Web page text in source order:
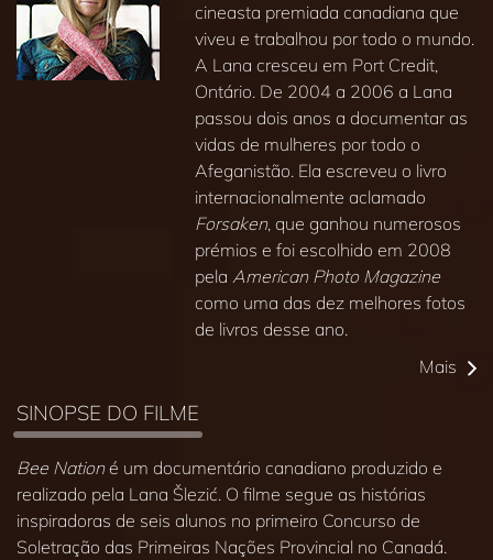
cineasta premiada canadiana que
viveu e trabalhou por todo o mundo.
A Lana cresceu em Port Credit,
Ontário. De 2004 a 2006 a Lana
passou dois anos a documentar as
vidas de mulheres por todo o
Afeganistão. Ela escreveu o livro
internacionalmente aclamado
Forsaken, que ganhou numerosos
prémios e foi escolhido em 2008
pela American Photo Magazine
como uma das dez melhores fotos
de livros desse ano.
Mais
SINOPSE DO FILME
Bee Nationé um documentário canadiano produzido e
realizado pela Lana Šlezić. O filme segue as histórias
inspiradoras de seis alunos no primeiro Concurso de
Soletração das Primeiras Nações Provincial no Canadá.